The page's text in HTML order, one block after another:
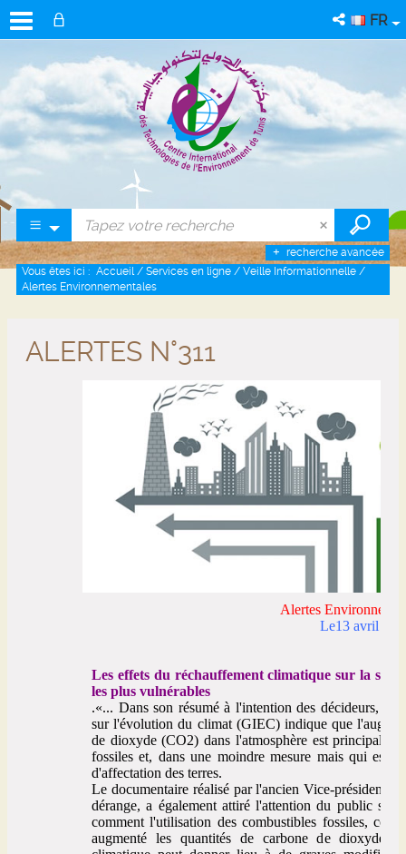
FR
recherche avancée
Vous êtes ici : Accueil / Services en ligne / Veille Informationnelle /
Alertes Environnementales
ALERTES N°311